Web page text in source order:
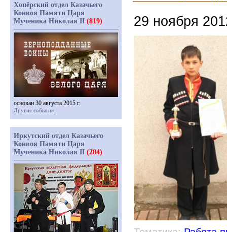
29 ноября
Хопёрский отдел Казачьего
Конвоя Памяти Царя
Мученика Николая II (819)
основан 30 августа 2015 г.
Другие события
Иркутский отдел Казачьего
Конвоя Памяти Царя
Мученика Николая II (204)